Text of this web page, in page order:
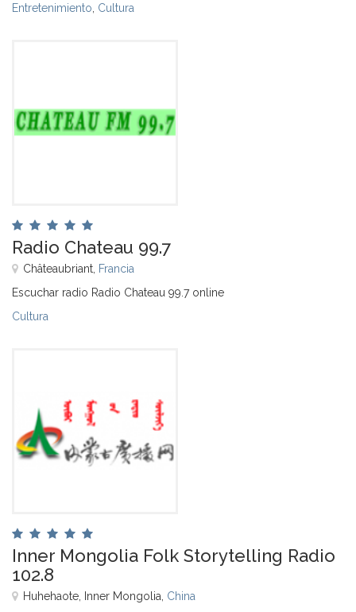
Entretenimiento Cultura
Radio Chateau 99.7
Châteaubriant, Francia
Escuchar radio Radio Chateau 99.7 online
Cultura
Inner Mongolia Folk Storytelling Radio
102.8
Huhehaote, Inner Mongolia, China